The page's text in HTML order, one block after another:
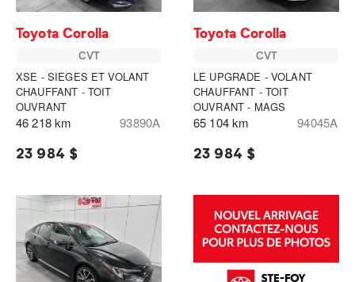
Toyota Corolla
CVT
XSE - SIEGES ET VOLANT
CHAUFFANT - TOIT
OUVRANT
46 218 km 93890A
23 984 $
Toyota Corolla
CVT
LE UPGRADE - VOLANT
CHAUFFANT - TOIT
OUVRANT - MAGS
65 104 km 94045A
23 984 $